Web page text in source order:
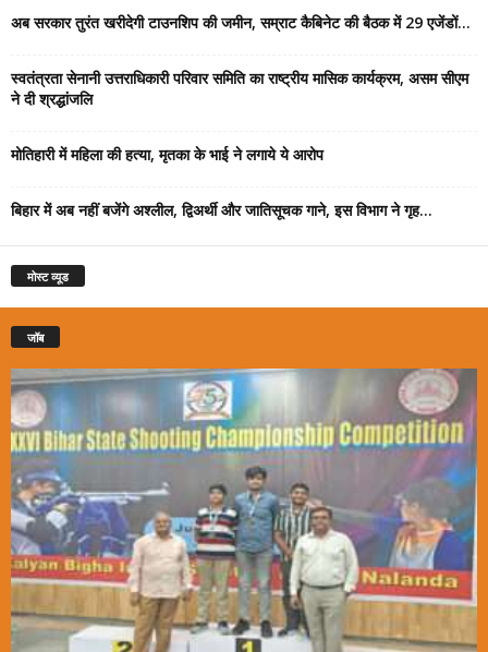
अब सरकार तुरंत खरीदेगी टाउनशिप की जमीन, सम्राट कैबिनेट की बैठक में 29 एजेंडों...
स्वतंत्रता सेनानी उत्तराधिकारी परिवार समिति का राष्ट्रीय मासिक कार्यक्रम, असम सीएम
ने दी श्रद्धांजलि
मोतिहारी में महिला की हत्या, मृतका के भाई ने लगाये ये आरोप
बिहार में अब नहीं बजेंगे अश्लील, द्विअर्थी और जातिसूचक गाने, इस विभाग ने गृह...
मोस्ट व्यूड
जॉब